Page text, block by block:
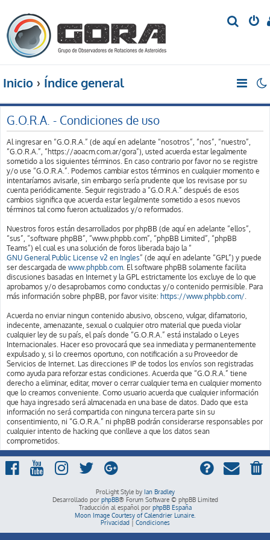
r
Inicio Índice general
G.O.R.A. - Condiciones de uso
Al ingresar en “G.O.R.A.” (de aquí en adelante “nosotros”, “nos”, “nuestro”,
“G.O.R.A.”, “https://aoacm.com.ar/gora”), usted acuerda estar legalmente
sometido a los siguientes términos. En caso contrario por favor no se registre
y/o use “G.O.R.A.”. Podemos cambiar estos términos en cualquier momento e
intentaríamos avisarle, sin embargo sería prudente que los revisase por su
cuenta periódicamente. Seguir registrado a “G.O.R.A.” después de esos
cambios significa que acuerda estar legalmente sometido a esos nuevos
términos tal como fueron actualizados y/o reformados.
Nuestros foros están desarrollados por phpBB (de aquí en adelante “ellos”,
“sus”, “software phpBB”, “www.phpbb.com”, “phpBB Limited”, “phpBB
Teams”) el cual es una solución de foros liberada bajo la “
GNU General Public License v2 en Ingles” (de aquí en adelante “GPL”) y puede
ser descargada de www.phpbb.com . El software phpBB solamente facilita
discusiones basadas en Internet y la GPL estrictamente los excluye de lo que
aprobamos y/o desaprobamos como conductas y/o contenido permisible. Para
más información sobre phpBB, por favor visite: https://www.phpbb.com/
Acuerda no enviar ningun contenido abusivo, obsceno, vulgar, difamatorio,
indecente, amenazante, sexual o cualquier otro material que pueda violar
cualquier ley de su país, el país donde “G.O.R.A.” está instalado o Leyes
Internacionales. Hacer eso provocará que sea inmediata y permanentemente
expulsado y, si lo creemos oportuno, con notificación a su Proveedor de
Servicios de Internet. Las direcciones IP de todos los envíos son registradas
como ayuda para reforzar estas condiciones. Acuerda que “G.O.R.A.” tiene
derecho a eliminar, editar, mover o cerrar cualquier tema en cualquier momento
que lo creamos conveniente. Como usuario acuerda que cualquier información
que haya ingresado será almacenada en una base de datos. Dado que esta
información no será compartida con ninguna tercera parte sin su
consentimiento, ni “G.O.R.A.” ni phpBB podrán considerarse responsables por
cualquier intento de hacking que conlleve a que los datos sean
comprometidos.
ProLight Style by Ian Bradley
Desarrollado por phpBB® Forum Software © phpBB Limited
Traducción al español por phpBB España
Moon Image Courtesy of Calendrier Lunaire.
Privacidad| Condiciones